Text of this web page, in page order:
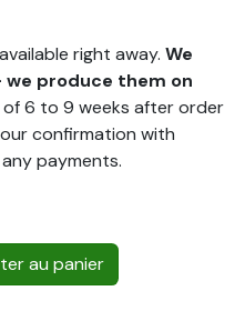
right away. We
produce them on
6 to 9 weeks after order
confirmation with
payments.
au panier